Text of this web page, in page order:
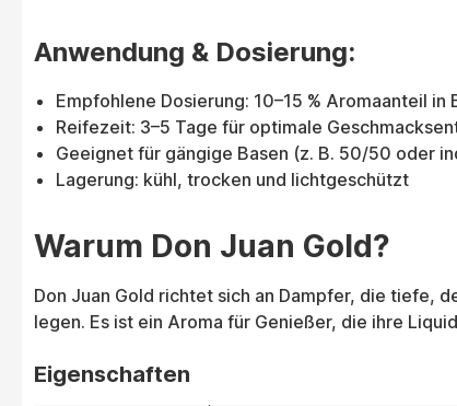
Anwendung & Dosierung:
Empfohlene Dosierung: 10–15 % Aromaanteil in
Reifezeit: 3–5 Tage für optimale
Geeignet für gängige Basen (z. B. 50/50 oder
Lagerung: kühl, trocken und lichtgeschützt
Warum Don Juan Gold?
Don Juan Gold richtet sich an Dampfer, die tiefe,
legen. Es ist ein Aroma für Genießer, die ihre
Eigenschaften